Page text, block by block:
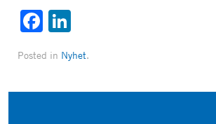
Facebook
LinkedIn
Posted in Nyhet.